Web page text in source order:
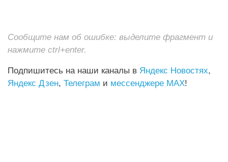
Сообщите нам об ошибке: выделите фрагмент и
нажмите ctrl+enter.
Подпишитесь на наши каналы в Яндекс Новостях,
Яндекс Дзен, Телеграм и мессенджере MAX!